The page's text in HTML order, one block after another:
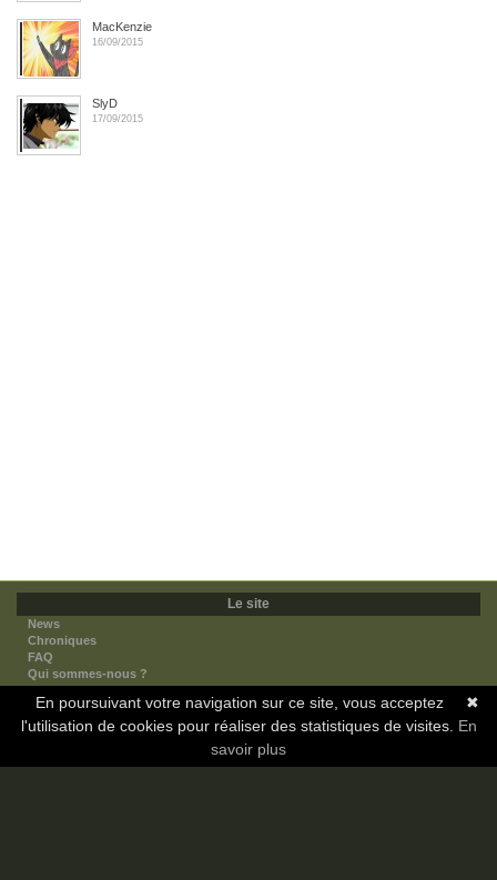
MacKenzie
16/09/2015
SlyD
17/09/2015
Le site
News
Chroniques
FAQ
Qui sommes-nous ?
Nos partenaires
Faites-nous connaitre
Nous contacter
✖
En poursuivant votre navigation sur ce site, vous acceptez
l'utilisation de cookies pour réaliser des statistiques de visites. En
savoir plus